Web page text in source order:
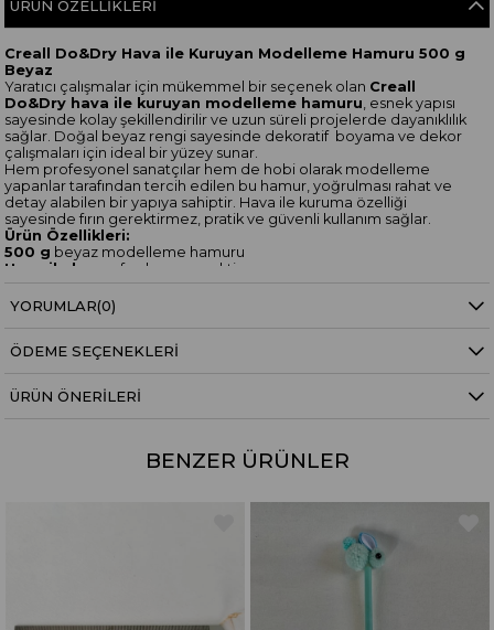
ÜRÜN ÖZELLIKLERI
Creall Do&Dry Hava ile Kuruyan Modelleme Hamuru 500 g
Beyaz
Yaratıcı çalışmalar için mükemmel bir seçenek olan Creall
Do&Dry hava ile kuruyan modelleme hamuru, esnek yapısı
sayesinde kolay şekillendirilir ve uzun süreli projelerde dayanıklılık
sağlar. Doğal beyaz rengi sayesinde dekoratif boyama ve dekor
çalışmaları için ideal bir yüzey sunar.
Hem profesyonel sanatçılar hem de hobi olarak modelleme
yapanlar tarafından tercih edilen bu hamur, yoğrulması rahat ve
detay alabilen bir yapıya sahiptir. Hava ile kuruma özelliği
sayesinde fırın gerektirmez, pratik ve güvenli kullanım sağlar.
Ürün Özellikleri:
500 g beyaz modelleme hamuru
Hava ile kurur
, fırınlama gerektirmez
Esnek, kolay yoğrulabilir yapı
Oyma, şekillendirme, boyama ve süsleme tekniklerine uygundur
Öğrencilerden profesyonellere kadar geniş kullanıcı kitlesi
YORUMLAR(0)
ÖDEME SEÇENEKLERI
ÜRÜN ÖNERILERI
BENZER ÜRÜNLER